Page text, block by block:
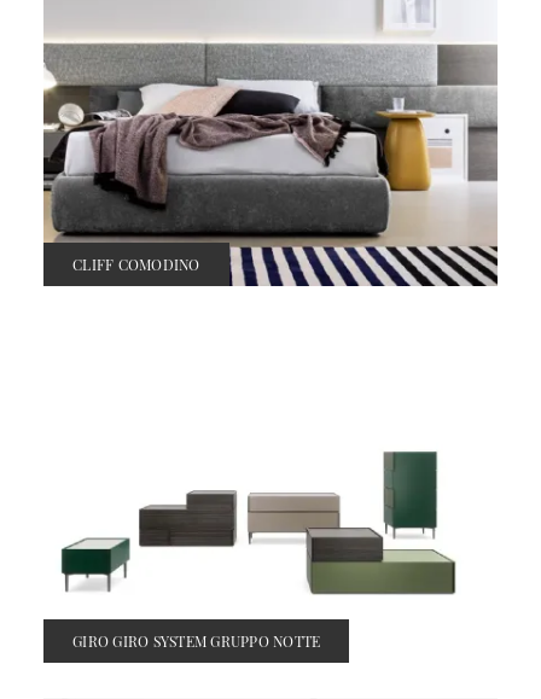
CLIFF COMODINO
GIRO GIRO SYSTEM GRUPPO NOTTE